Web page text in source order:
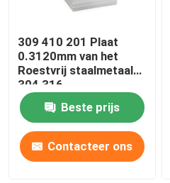
309 410 201 Plaat
0.3120mm van het
Roestvrij staalmetaal
304 316
Beste prijs
Contacteer ons